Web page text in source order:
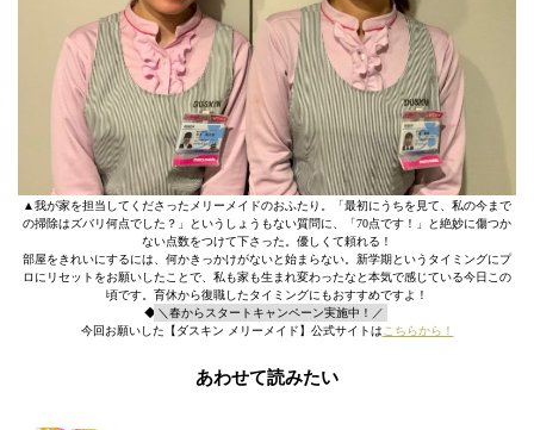
▲我が家を担当してくださったメリーメイドのおふたり。「最初にうちを見て、私の今まで
の掃除はズバリ何点でした？」というしょうもない質問に、「70点です！」と絶妙に傷つか
ない点数をつけて下さった。優しくて頼れる！
部屋をきれいにするには、何かきっかけがないと始まらない。新学期というタイミングにプ
ロにリセットをお願いしたことで、私も家も生まれ変わったなと本気で感じている今日この
頃です。育休から復職したタイミングにもおすすめですよ！
◆ ＼春からスタートキャンペーン実施中！／
今回お願いした【ダスキン メリーメイド】公式サイトはこちらから！
あわせて読みたい